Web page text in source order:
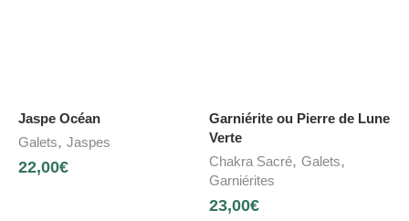
Jaspe Océan
Galets, Jaspes
22,00€
Garniérite ou Pierre de Lune
Verte
Chakra Sacré, Galets,
Garniérites
23,00€